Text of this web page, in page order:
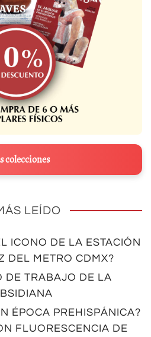
colecciones
LEÍDO
ICONO DE LA ESTACIÓN
DEL METRO CDMX?
DE TRABAJO DE LA
ÉPOCA PREHISPÁNICA?
FLUORESCENCIA DE